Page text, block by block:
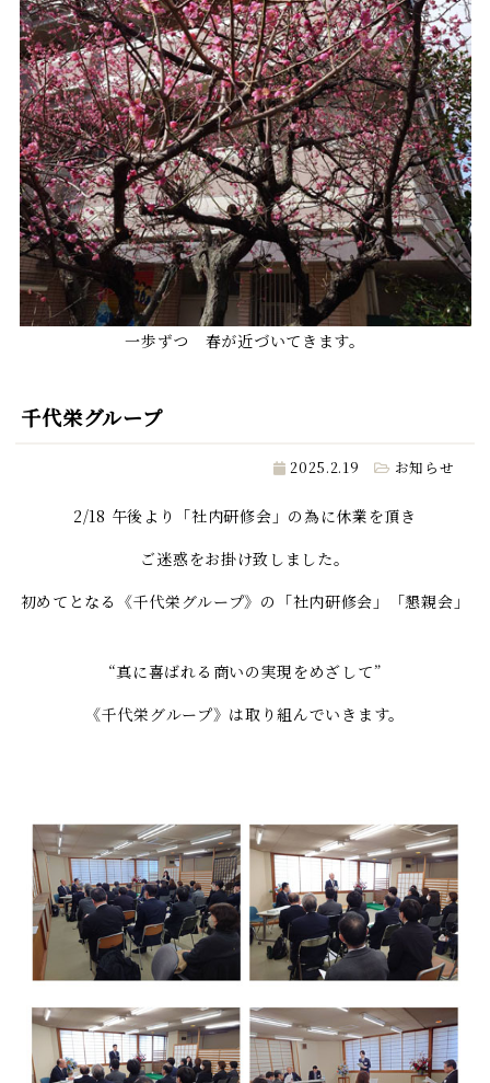
一歩ずつ 春が近づいてきます。
千代栄グループ
2025.2.19 お知らせ
2/18 午後より「社内研修会」の為に休業を頂き
ご迷惑をお掛け致しました。
初めてとなる《千代栄グループ》の「社内研修会」「懇親会」
“真に喜ばれる商いの実現をめざして”
《千代栄グループ》は取り組んでいきます。